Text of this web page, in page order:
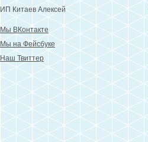
ИП Китаев Алексей
Мы ВКонтакте
Мы на Фейсбуке
Наш Твиттер